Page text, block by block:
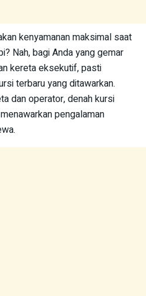
kenyamanan maksimal saat
Nah, bagi Anda yang gemar
kereta eksekutif, pasti
terbaru yang ditawarkan.
dan operator, denah kursi
pengalaman